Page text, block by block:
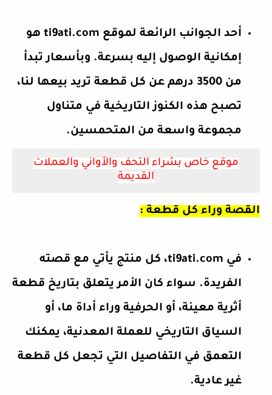
أحد الجوانب الرائعة لموقع ti9ati.com هو
إمكانية الوصول إليه بسرعة. وبأسعار تبدأ
من 3500 درهم عن كل قطعة تريد بيعها لنا،
تصبح هذه الكنوز التاريخية في متناول
مجموعة واسعة من المتحمسين.
موقع خاص بشراء التحف والأواني والعملات
القديمة
القصة وراء كل قطعة :
في ti9ati.com، كل منتج يأتي مع قصته
الفريدة. سواء كان الأمر يتعلق بتاريخ قطعة
أثرية معينة، أو الحرفية وراء أداة ما، أو
السياق التاريخي للعملة المعدنية، يمكنك
التعمق في التفاصيل التي تجعل كل قطعة
غير عادية.